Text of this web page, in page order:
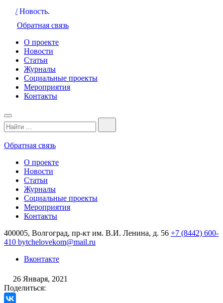
/ Новость.
Обратная связь
О проекте
Новости
Статьи
Журналы
Социальные проекты
Мероприятия
Контакты
Обратная связь
О проекте
Новости
Статьи
Журналы
Социальные проекты
Мероприятия
Контакты
400005, Волгоград, пр-кт им. В.И. Ленина, д. 56 +7 (8442) 600-
410 bytchelovekom@mail.ru
Вконтакте
26 Января, 2021
Поделиться: